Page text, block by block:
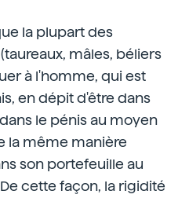
la plupart des
mâles, béliers
à l'homme, qui est
en dépit d'être dans
le pénis au moyen
la même manière
son portefeuille au
cette façon, la rigidité